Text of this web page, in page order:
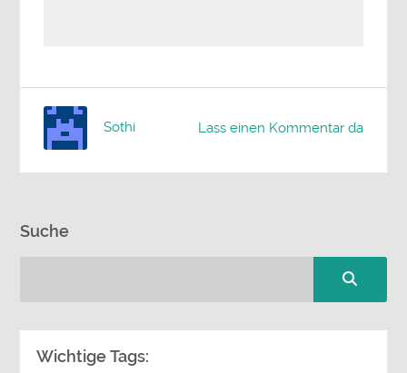
Lass einen Kommentar da
Sothi
Suche
Wichtige Tags: